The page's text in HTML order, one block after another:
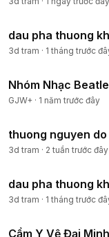
dau pha thuong
3d tram · 1 tháng trước
GJW+ · 1 năm trước đây
thuong nguyen
3d tram · 2 tuần trước đây
dau pha thuong
3d tram · 1 tháng trước
Cẩm Y Vệ Đại